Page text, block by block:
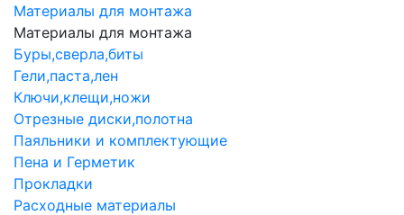
Материалы для монтажа
Материалы для монтажа
Буры,сверла,биты
Гели,паста,лен
Ключи,клещи,ножи
Отрезные диски,полотна
Паяльники и комплектующие
Пена и Герметик
Прокладки
Расходные материалы